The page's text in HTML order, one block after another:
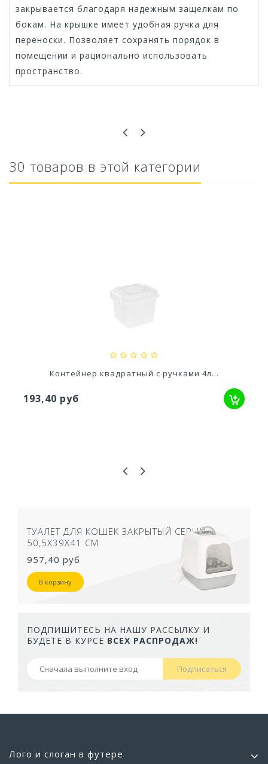
закрывается благодаря надежным защелкам по
бокам. На крышке имеет удобная ручка для
переноски. Позволяет сохранять порядок в
помещении и рационально использовать
пространство.
Ускоритель компоста 60гр
30 товаров в этой категории
Контейнер квадратный с ручками 4л...
193,40 руб
ТУАЛЕТ ДЛЯ КОШЕК ЗАКРЫТЫЙ СЕРЫЙ
50,5Х39Х41 СМ
957,40 руб
В корзину
ПОДПИШИТЕСЬ НА НАШУ РАССЫЛКУ И
БУДЕТЕ В КУРСЕ ВСЕХ РАСПРОДАЖ!
Подписаться
Лого и слоган в футере